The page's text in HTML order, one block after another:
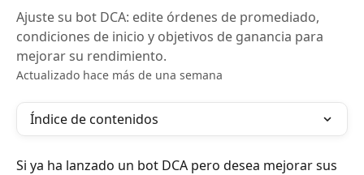
Ajuste su bot DCA: edite órdenes de promediado,
condiciones de inicio y objetivos de ganancia para
mejorar su rendimiento.
Actualizado hace más de una semana
Índice de contenidos
Si ya ha lanzado un bot DCA pero desea mejorar sus